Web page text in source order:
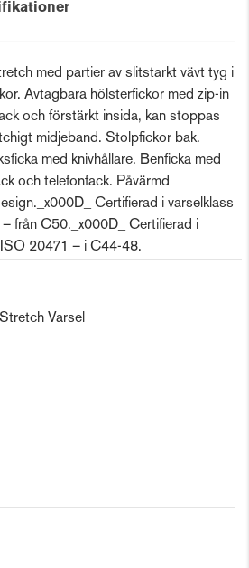
med partier av slitstarkt vävt tyg i
Avtagbara hölsterfickor med zip-in
och förstärkt insida, kan stoppas
midjeband. Stolpfickor bak.
med knivhållare. Benficka med
och telefonfack. Påvärmd
Certifierad i varselklass
från C50._x000D_ Certifierad i
20471 – i C44-48.
Varsel